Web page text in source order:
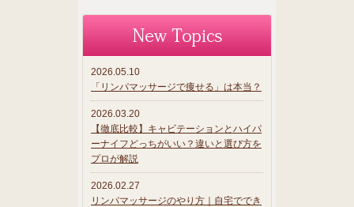
2026.05.10
「リンパマッサージで痩せる」は本当？
2026.03.20
【徹底比較】キャビテーションとハイパ
ーナイフどっちがいい？違いと選び方を
プロが解説
2026.02.27
リンパマッサージのやり方｜自宅ででき